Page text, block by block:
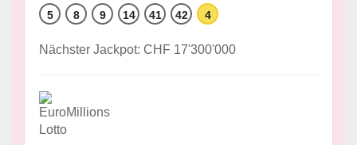
5 8 9 14 41 42 4
Nächster Jackpot: CHF 17'300'000